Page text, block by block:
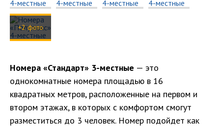
+2 фото
Номера «Стандарт» 3-местные — это
однокомнатные номера площадью в 16
квадратных метров, расположенные на первом и
втором этажах, в которых с комфортом смогут
разместиться до 3 человек. Номер подойдет как